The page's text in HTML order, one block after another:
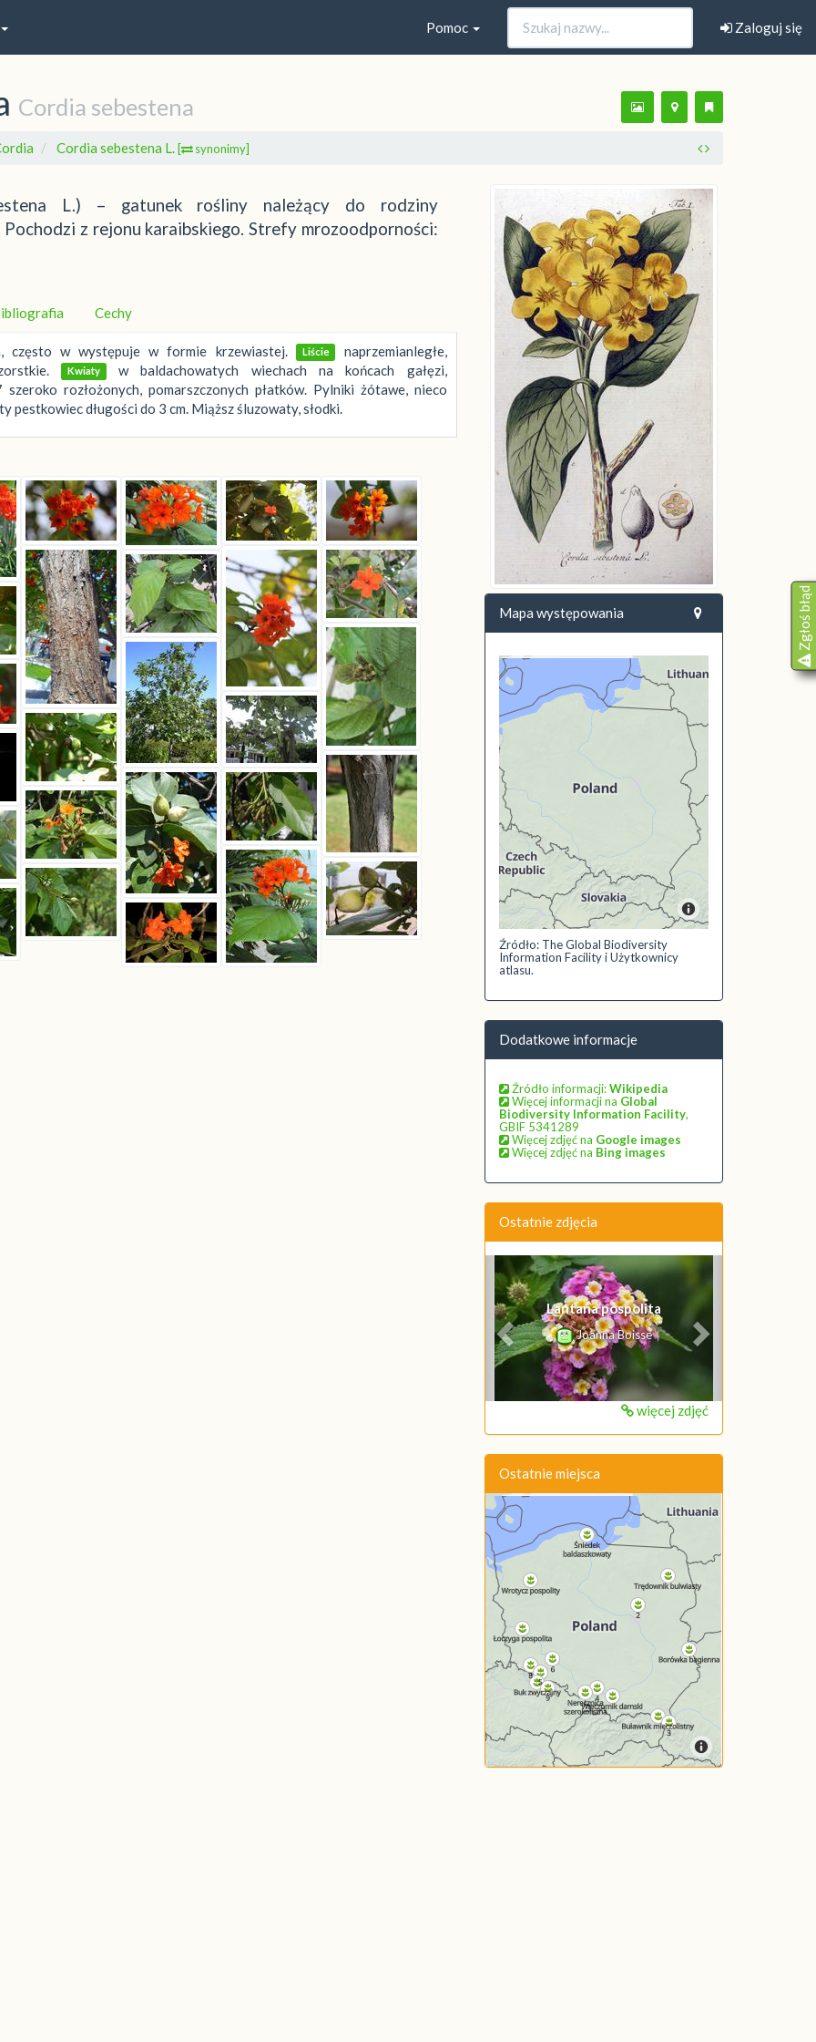
Zaloguj się
Pomoc
Cordia sebestena
Cordia sebestena L. [ synonimy]
L.) – gatunek rośliny należący do rodziny
z rejonu karaibskiego. Strefy mrozoodporności:
Cechy
w występuje w formie krzewiastej. Liście
naprzemianległe,
Kwiaty w baldachowatych wiechach na końcach gałęzi,
rozłożonych, pomarszczonych płatków. Pylniki żótawe, nieco
pestkowiec długości do 3 cm. Miąższ śluzowaty, słodki.
Mapa występowania
Źródło: The Global Biodiversity
Information Facility i Użytkownicy
atlasu.
Dodatkowe informacje
Źródło informacji:Wikipedia
Więcej informacji na Global
Biodiversity Information Facility,
GBIF 5341289
Więcej zdjęć na Google images
Więcej zdjęć na Bing images
Ostatnie zdjęcia
Lantana pospolita
Joanna Boisse
Poprzednie Następne
więcej zdjęć
Ostatnie miejsca
Zgłoś błąd